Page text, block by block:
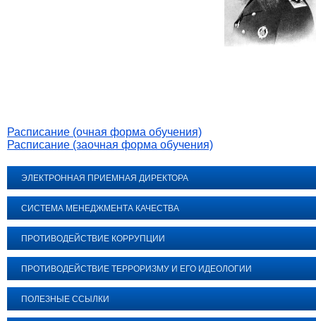
Расписание (очная форма обучения)
Расписание (заочная форма обучения)
ЭЛЕКТРОННАЯ ПРИЕМНАЯ ДИРЕКТОРА
СИСТЕМА МЕНЕДЖМЕНТА КАЧЕСТВА
ПРОТИВОДЕЙСТВИЕ КОРРУПЦИИ
ПРОТИВОДЕЙСТВИЕ ТЕРРОРИЗМУ И ЕГО ИДЕОЛОГИИ
ПОЛЕЗНЫЕ ССЫЛКИ